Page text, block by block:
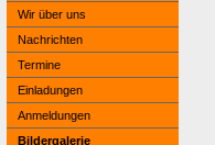
Wir über uns
Nachrichten
Termine
Einladungen
Anmeldungen
Bildergalerie